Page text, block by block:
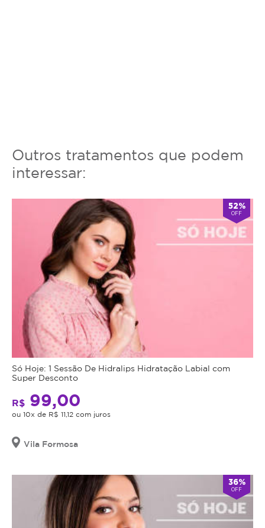
Outros tratamentos que podem
interessar:
52%
OFF
Só Hoje: 1 Sessão De Hidralips Hidratação Labial com
Super Desconto
R$ 99,00
ou 10x de R$ 11,12 com juros
Vila Formosa
36%
OFF